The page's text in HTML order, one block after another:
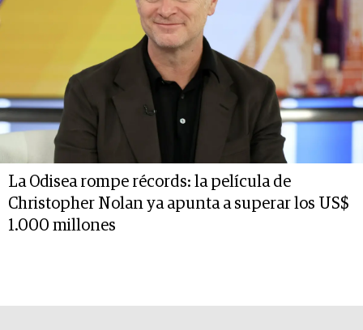
La Odisea rompe récords: la película de
Christopher Nolan ya apunta a superar los US$
1.000 millones